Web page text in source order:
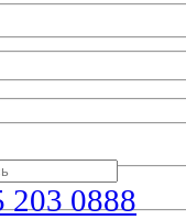
203 0888